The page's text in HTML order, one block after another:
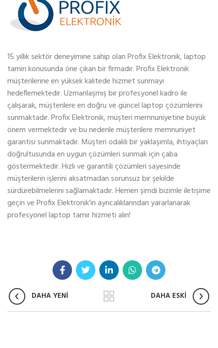
15 yıllık sektör deneyimine sahip olan Profix Elektronik, laptop
tamiri konusunda öne çıkan bir firmadır. Profix Elektronik
müşterilerine en yüksek kalitede hizmet sunmayı
hedeflemektedir. Uzmanlaşmış bir profesyonel kadro ile
çalışarak, müşterilere en doğru ve güncel laptop çözümlerini
sunmaktadır. Profix Elektronik, müşteri memnuniyetine büyük
önem vermektedir ve bu nedenle müşterilere memnuniyet
garantisi sunmaktadır. Müşteri odaklı bir yaklaşımla, ihtiyaçları
doğrultusunda en uygun çözümleri sunmak için çaba
göstermektedir. Hızlı ve garantili çözümleri sayesinde
müşterilerin işlerini aksatmadan sorunsuz bir şekilde
sürdürebilmelerini sağlamaktadır. Hemen şimdi bizimle iletişime
geçin ve Profix Elektronik’in ayrıcalıklarından yararlanarak
profesyonel laptop tamir hizmeti alın!
DAHA YENİ DAHA ESKİ